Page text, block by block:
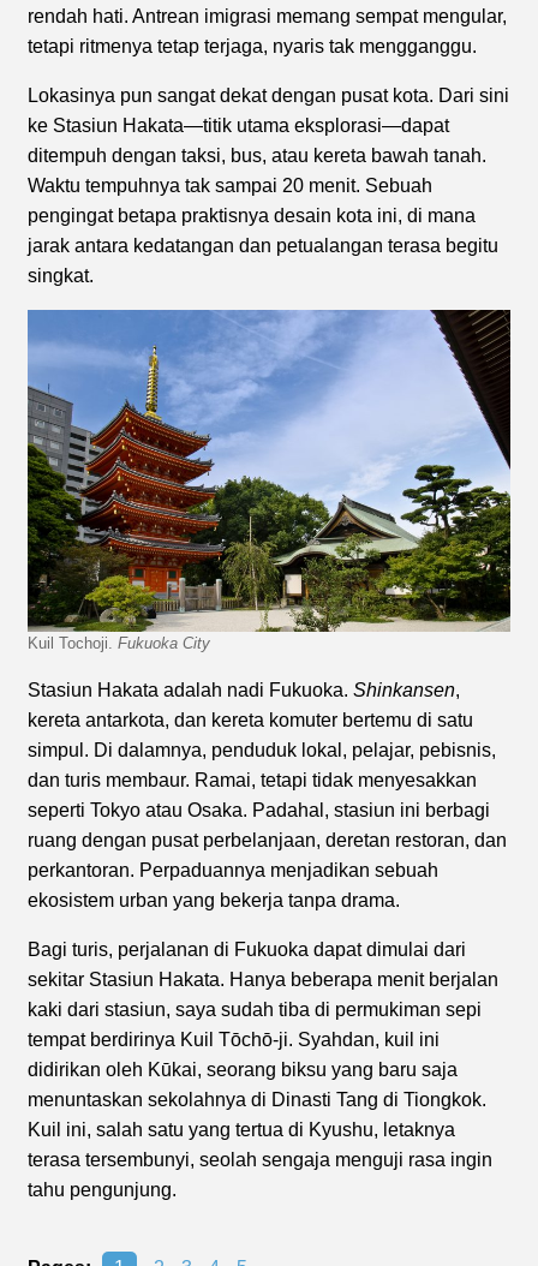
rendah hati. Antrean imigrasi memang sempat mengular,
tetapi ritmenya tetap terjaga, nyaris tak mengganggu.
Lokasinya pun sangat dekat dengan pusat kota. Dari sini
ke Stasiun Hakata—titik utama eksplorasi—dapat
ditempuh dengan taksi, bus, atau kereta bawah tanah.
Waktu tempuhnya tak sampai 20 menit. Sebuah
pengingat betapa praktisnya desain kota ini, di mana
jarak antara kedatangan dan petualangan terasa begitu
singkat.
Kuil Tochoji. Fukuoka City
Stasiun Hakata adalah nadi Fukuoka. Shinkansen,
kereta antarkota, dan kereta komuter bertemu di satu
simpul. Di dalamnya, penduduk lokal, pelajar, pebisnis,
dan turis membaur. Ramai, tetapi tidak menyesakkan
seperti Tokyo atau Osaka. Padahal, stasiun ini berbagi
ruang dengan pusat perbelanjaan, deretan restoran, dan
perkantoran. Perpaduannya menjadikan sebuah
ekosistem urban yang bekerja tanpa drama.
Bagi turis, perjalanan di Fukuoka dapat dimulai dari
sekitar Stasiun Hakata. Hanya beberapa menit berjalan
kaki dari stasiun, saya sudah tiba di permukiman sepi
tempat berdirinya Kuil Tōchō-ji. Syahdan, kuil ini
didirikan oleh Kūkai, seorang biksu yang baru saja
menuntaskan sekolahnya di Dinasti Tang di Tiongkok.
Kuil ini, salah satu yang tertua di Kyushu, letaknya
terasa tersembunyi, seolah sengaja menguji rasa ingin
tahu pengunjung.